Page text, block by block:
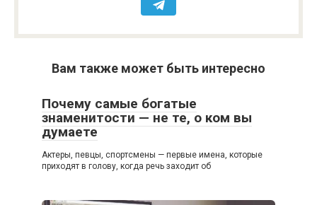
Вам также может быть интересно
Почему самые богатые
знаменитости — не те, о ком вы
думаете
Актеры, певцы, спортсмены — первые имена, которые
приходят в голову, когда речь заходит об